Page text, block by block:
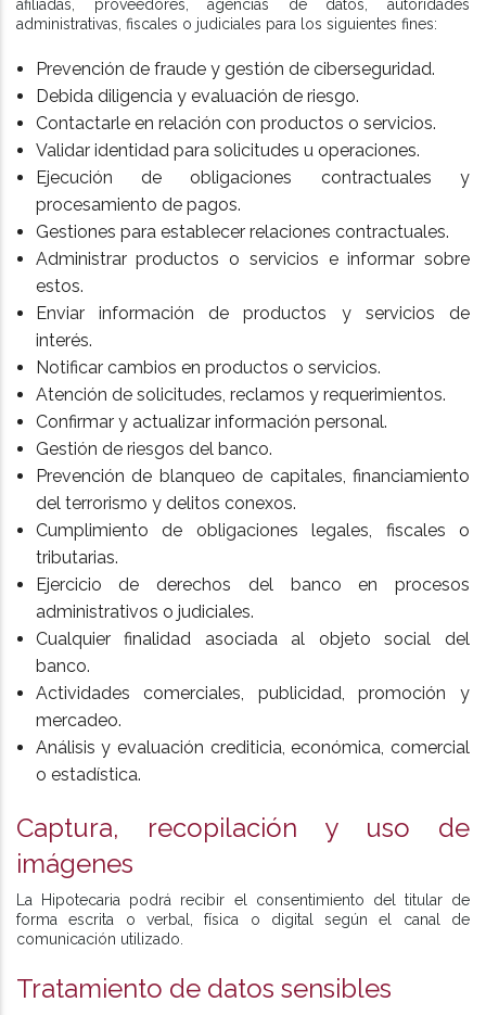
afiliadas, proveedores, agencias de datos, autoridades
administrativas, fiscales o judiciales para los siguientes fines:
Prevención de fraude y gestión de ciberseguridad.
Debida diligencia y evaluación de riesgo.
Contactarle en relación con productos o servicios.
Validar identidad para solicitudes u operaciones.
Ejecución de obligaciones contractuales y
procesamiento de pagos.
Gestiones para establecer relaciones contractuales.
Administrar productos o servicios e informar sobre
estos.
Enviar información de productos y servicios de
interés.
Notificar cambios en productos o servicios.
Atención de solicitudes, reclamos y requerimientos.
Confirmar y actualizar información personal.
Gestión de riesgos del banco.
Prevención de blanqueo de capitales, financiamiento
del terrorismo y delitos conexos.
Cumplimiento de obligaciones legales, fiscales o
tributarias.
Ejercicio de derechos del banco en procesos
administrativos o judiciales.
Cualquier finalidad asociada al objeto social del
banco.
Actividades comerciales, publicidad, promoción y
mercadeo.
Análisis y evaluación crediticia, económica, comercial
o estadística.
Captura, recopilación y uso de
imágenes
La Hipotecaria podrá recibir el consentimiento del titular de
forma escrita o verbal, física o digital según el canal de
comunicación utilizado.
Tratamiento de datos sensibles